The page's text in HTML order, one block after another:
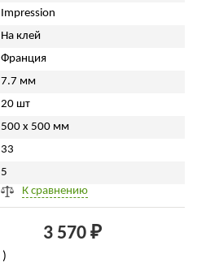
Impression
На клей
Франция
7.7 мм
20 шт
500 x 500 мм
33
5
К сравнению
3 570 ₽
)